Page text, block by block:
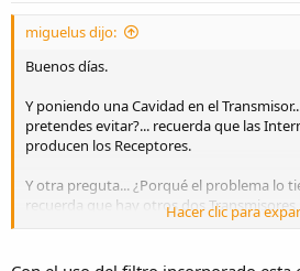
miguelus dijo:
Buenos días.
Y poniendo una Cavidad en el
pretendes evitar?... recuerda que las
producen los Receptores.
Y otra preguta... ¿Porqué el problema lo
recuerda que hay otros dos Transmisores
y el de 90.7Mhz., que lo solucionen ellos.
Una forma segura de evitar las
Hacer clic para